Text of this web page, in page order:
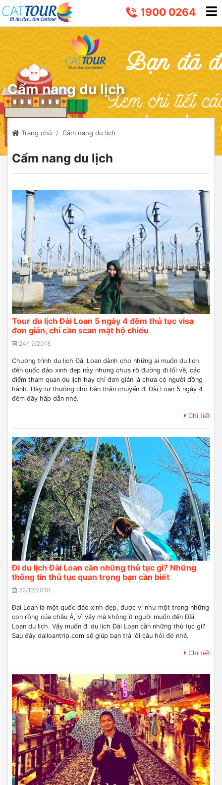
1900 0264
Cẩm nang du lịch
Trang chủ Cẩm nang du lịch
Cẩm nang du lịch
Tour du lịch Đài Loan 5 ngày 4 đêm thủ tục visa
đơn giản, chỉ cần scan mặt hộ chiếu
24/12/2018
Chương trình du lịch Đài Loan dành cho những ai muốn du lịch
đến quốc đảo xinh đẹp này nhưng chưa rõ đường đi lối về, các
điểm tham quan du lịch hay chỉ đơn giản là chưa có người đồng
hành. Hãy tự thưởng cho bản thân chuyến đi Đài Loan 5 ngày 4
đêm đầy hấp dẫn nhé.
Chi tiết
Đi du lịch Đài Loan cần những thủ tục gì? Những
thông tin thủ tục quan trọng bạn cần biết
22/12/2018
Đài Loan là một quốc đảo xinh đẹp, được ví như một trong những
con rồng của châu Á, vì vậy mà không ít người muốn đến Đài
Loan du lịch. Vậy muốn đi du lịch Đài Loan cần những thủ tục gì?
Sau đây dailoantrip.com sẽ giúp bạn trả lời câu hỏi đó nhé.
Chi tiết